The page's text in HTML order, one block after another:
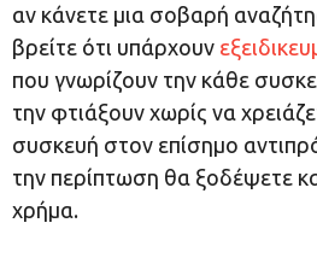
αν κάνετε μια σοβαρή
βρείτε ότι υπάρχουν
που γνωρίζουν την κάθε
την φτιάξουν χωρίς να
συσκευή στον επίσημο
την περίπτωση θα ξοδέψετε
χρήμα.